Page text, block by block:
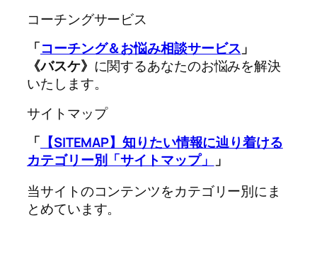
コーチングサービス
「コーチング＆お悩み相談サービス」
《バスケ》 に関するあなたのお悩みを解決
いたします。
サイトマップ
「 【SITEMAP】知りたい情報に辿り着ける
カテゴリー別「サイトマップ」 」
当サイトのコンテンツをカテゴリー別にま
とめています。